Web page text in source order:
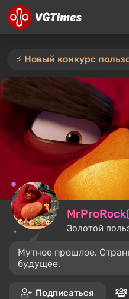
Золотой
Мутное прошлое.
будущее.
Подписаться